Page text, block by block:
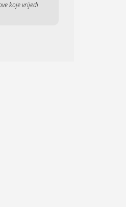
koje vrijedi